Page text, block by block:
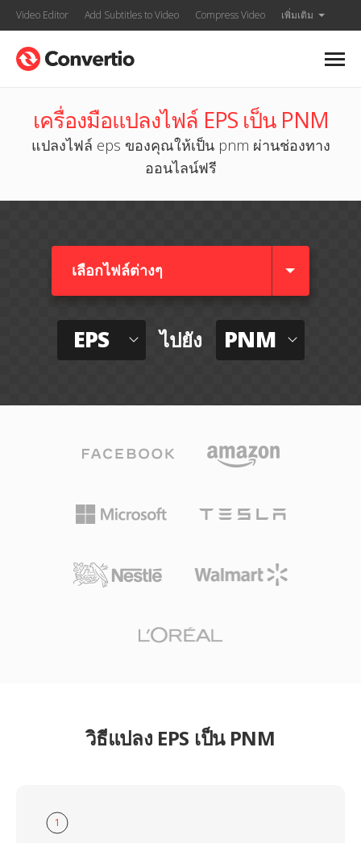
Video Editor Add Subtitles to Video Compress Video เพิ่มเติม
เครื่องมือแปลงไฟล์ EPS เป็น PNM
แปลงไฟล์ eps ของคุณให้เป็น pnm ผ่านช่องทาง
ออนไลน์ฟรี
เลือกไฟล์ต่างๆ​
EPS ไปยัง PNM
วิธีแปลง EPS เป็น PNM
1